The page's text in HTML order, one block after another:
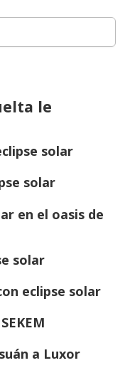
le
solar
solar
en el oasis de
solar
eclipse solar
a Luxor